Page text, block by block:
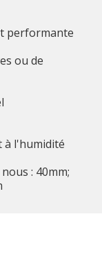
performante
ou de
à l'humidité
: 40mm;